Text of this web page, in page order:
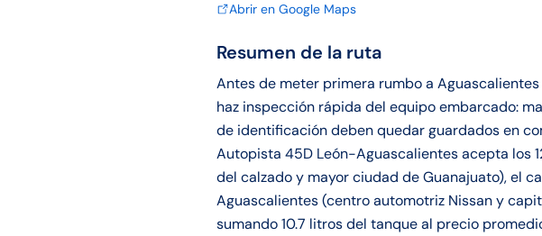
Abrir en Google Maps
Resumen de la ruta
Antes de meter primera rumbo a
haz inspección rápida del equipo embarcado:
de identificación deben quedar guardados en
Autopista 45D León-Aguascalientes acepta los
del calzado y mayor ciudad de Guanajuato), el
Aguascalientes (centro automotriz Nissan y
sumando 10.7 litros del tanque al precio